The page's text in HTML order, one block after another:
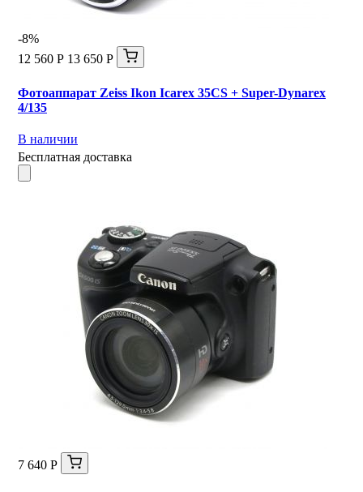
-8%
12 560 Р 13 650 Р
Фотоаппарат Zeiss Ikon Icarex 35CS + Super-Dynarex
4/135
В наличии
Бесплатная доставка
7 640 Р